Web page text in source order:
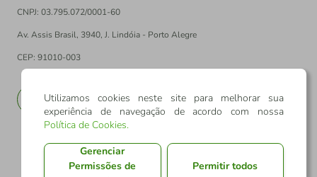
CNPJ: 03.795.072/0001-60
Av. Assis Brasil, 3940, J. Lindóia - Porto Alegre
CEP: 91010-003
EN
Utilizamos cookies neste site para melhorar sua
experiência de navegação de acordo com nossa
Política de Cookies.
Gerenciar
Permissões de
Permitir todos